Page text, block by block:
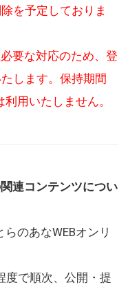
を予定しておりま
要な対応のため、登
します。保持期間
用いたしません。
連コンテンツについ
のあなWEBオンリ
度で順次、公開・提